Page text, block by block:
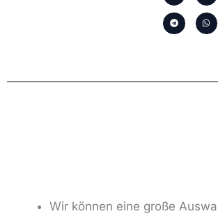
Wir können eine große